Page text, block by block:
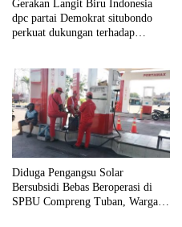
Gerakan Langit Biru Indonesia
dpc partai Demokrat situbondo
perkuat dukungan terhadap
Diduga Pengangsu Solar
Bersubsidi Bebas Beroperasi di
SPBU Compreng Tuban, Warga